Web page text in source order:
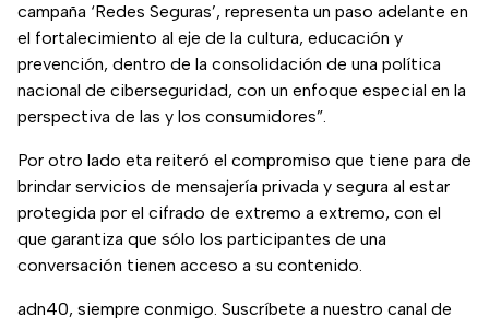
campaña ‘Redes Seguras’, representa un paso adelante en
el fortalecimiento al eje de la cultura, educación y
prevención, dentro de la consolidación de una política
nacional de ciberseguridad, con un enfoque especial en la
perspectiva de las y los consumidores”.
Por otro lado eta reiteró el compromiso que tiene para de
brindar servicios de mensajería privada y segura al estar
protegida por el cifrado de extremo a extremo, con el
que garantiza que sólo los participantes de una
conversación tienen acceso a su contenido.
adn40, siempre conmigo. Suscríbete a nuestro canal de